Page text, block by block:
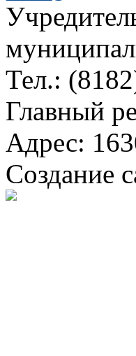
Тел.:
Главный
Адрес:
Создание